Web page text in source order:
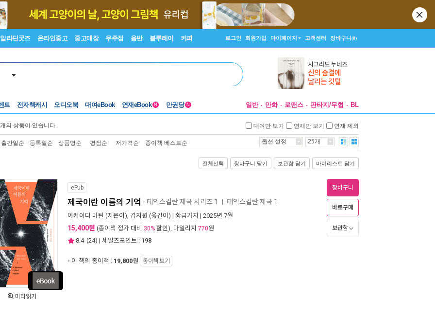
알라딘굿즈 온라인중고 중고매장 우주점 음반 블루레이 커피 로그인 회원가입 마이페이지 고객센터 장바구니(0)
트 전자책캐시 오디오북 대여eBook 연재eBook N 만권당 N 일반 만화 로맨스 판타지/무협 BL
개의 상품이 있습니다. 대여만 보기 연재만 보기 연재 제외
출간일순 등록일순 상품명순 평점순 저가격순 종이책 베스트순 옵션 설정 25개
전체선택 장바구니 담기 보관함 담기 마이리스트 담기
미리읽기
ePub
제국이란 이름의 기억 - 테익스칼란 제국 시리즈 1 테익스칼란 제국 1
아케이디 마틴 (지은이), 김지원 (옮긴이) | 황금가지 | 2025년 7월
15,400원 (종이책 정가 대비 30% 할인), 마일리지 770원
8.4 (24) | 세일즈포인트 : 198
이 책의 종이책 : 19,800원 종이책 보기
장바구니
바로구매
보관함